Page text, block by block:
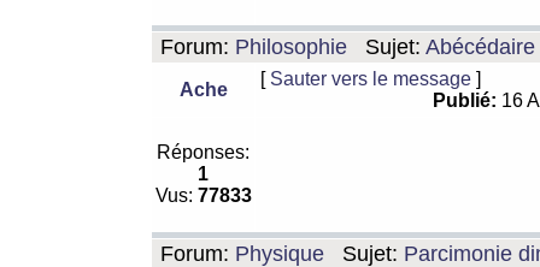
Forum: Philosophie Sujet: Abécédaire
Ache
[ Sauter vers le message ]
Publié: 16
Réponses:
1
Vus: 77833
Forum: Physique Sujet: Parcimonie